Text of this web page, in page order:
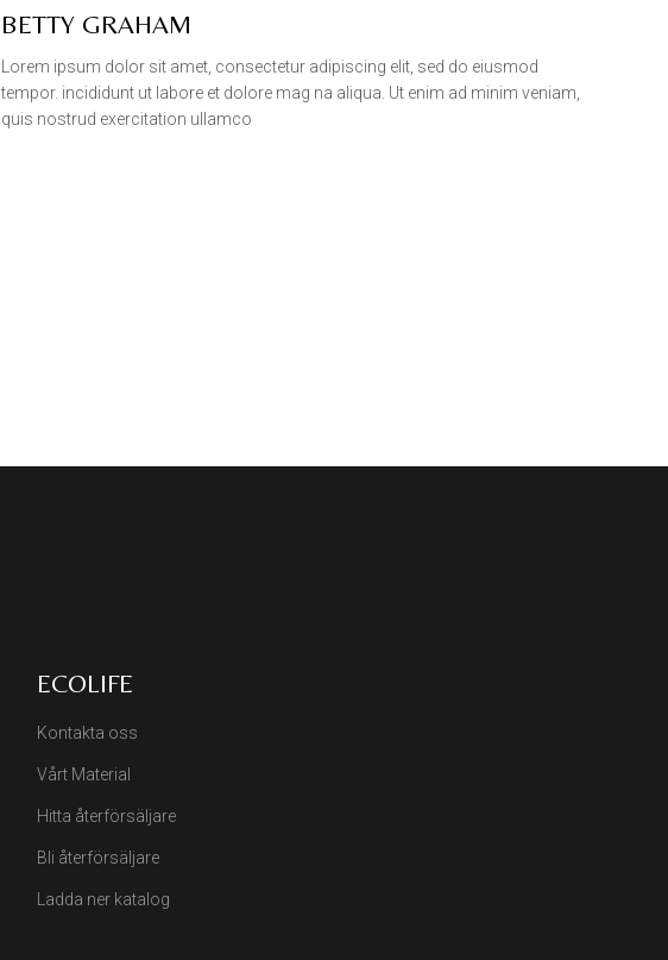
BETTY GRAHAM
Lorem ipsum dolor sit amet, consectetur adipiscing elit, sed do eiusmod
tempor. incididunt ut labore et dolore mag na aliqua. Ut enim ad minim veniam,
quis nostrud exercitation ullamco
ECOLIFE
Kontakta oss
Vårt Material
Hitta återförsäljare
Bli återförsäljare
Ladda ner katalog